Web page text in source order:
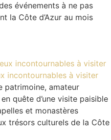
événements à ne pas
la Côte d’Azur au mois
incontournables à visiter
patrimoine, amateur
quête d’une visite paisible
et monastères
trésors culturels de la Côte